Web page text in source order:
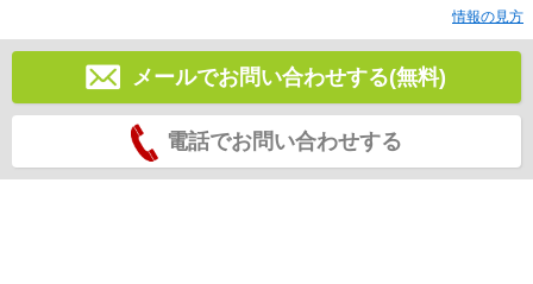
情報の見方
メールでお問い合わせする(無料)
電話でお問い合わせする